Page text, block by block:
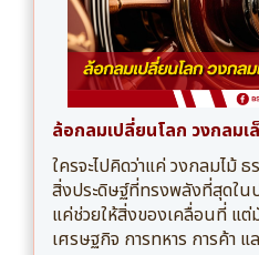
ล้อกลมเปลี่ยนโลก วงกลมเ
ใครจะไปคิดว่าแค่ วงกลมไม้
สิ่งประดิษฐ์ที่ทรงพลังที่สุดใน
แค่ช่วยให้สิ่งของเคลื่อนที่ แ
เศรษฐกิจ การทหาร การค้า แ